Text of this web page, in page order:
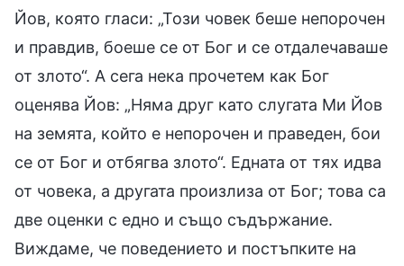
Йов, която гласи: „Този човек беше непорочен
и правдив, боеше се от Бог и се отдалечаваше
от злото“. А сега нека прочетем как Бог
оценява Йов: „Няма друг като слугата Ми Йов
на земята, който е непорочен и праведен, бои
се от Бог и отбягва злото“. Едната от тях идва
от човека, а другата произлиза от Бог; това са
две оценки с едно и също съдържание.
Виждаме, че поведението и постъпките на